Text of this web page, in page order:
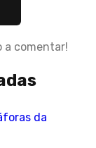
a comentar!